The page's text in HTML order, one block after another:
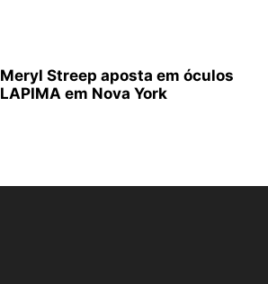
Meryl Streep aposta em óculos
LAPIMA em Nova York